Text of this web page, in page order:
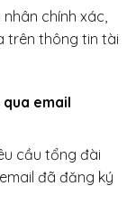
chính xác,
trên thông tin tài
email
cầu tổng đài
đã đăng ký